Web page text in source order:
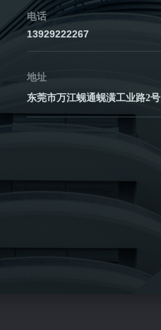
电话
13929222267
地址
东莞市万江蚬通蚬潢工业路2号